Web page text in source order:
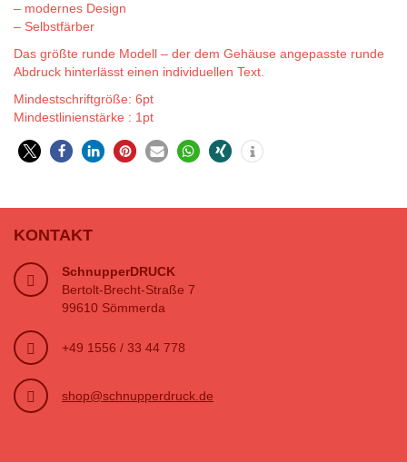
– modernes Design
– Selbstfärber
Das größte runde Modell – der dem Gehäuse angepasste runde
Abdruck hinterlässt einen individuellen Text.
Mindestschriftgröße: 6pt
Mindestlinienstärke : 1pt
KONTAKT
SchnupperDRUCK
Bertolt-Brecht-Straße 7
99610 Sömmerda
+49 1556 / 33 44 778
shop@schnupperdruck.de